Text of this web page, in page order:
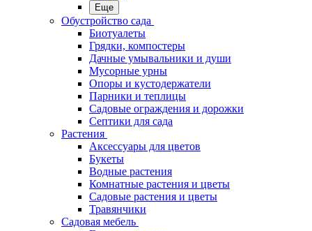
Еще
Обустройство сада
Биотуалеты
Грядки, компостеры
Дачные умывальники и души
Мусорные урны
Опоры и кустодержатели
Парники и теплицы
Садовые ограждения и дорожки
Септики для сада
Растения
Аксессуары для цветов
Букеты
Водные растения
Комнатные растения и цветы
Садовые растения и цветы
Травянчики
Садовая мебель